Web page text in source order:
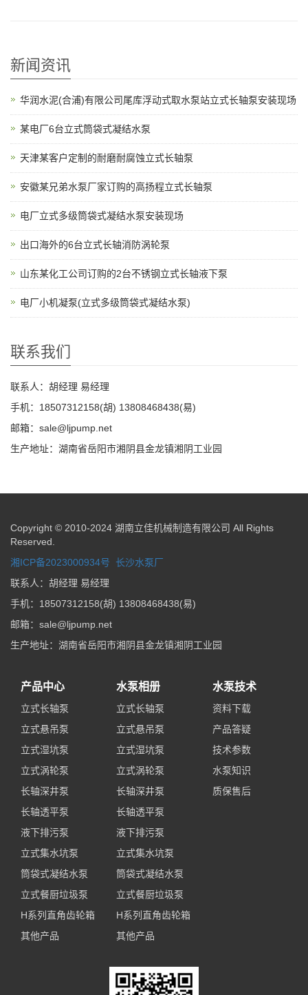
新闻资讯
华润水泥(合浦)有限公司尾库浮动式取水泵站立式长轴泵安装现场
某电厂6台立式筒袋式凝结水泵
天津某客户定制的耐磨耐腐蚀立式长轴泵
安徽某兄弟水泵厂家订购的高扬程立式长轴泵
电厂立式多级筒袋式凝结水泵安装现场
出口海外的6台立式长轴消防涡轮泵
山东某化工公司订购的2台不锈钢立式长轴液下泵
电厂小机凝泵(立式多级筒袋式凝结水泵)
联系我们
联系人：胡经理 易经理
手机：18507312158(胡) 13808468438(易)
邮箱：sale@ljpump.net
生产地址：湖南省岳阳市湘阴县金龙镇湘阴工业园
Copyright © 2010-2024 湖南立佳机械制造有限公司 All Rights
Reserved.
湘ICP备2023000934号 长沙水泵厂
联系人：胡经理 易经理
手机：18507312158(胡) 13808468438(易)
邮箱：sale@ljpump.net
生产地址：湖南省岳阳市湘阴县金龙镇湘阴工业园
产品中心
立式长轴泵
立式悬吊泵
立式湿坑泵
立式涡轮泵
长轴深井泵
长轴透平泵
液下排污泵
立式集水坑泵
筒袋式凝结水泵
立式餐厨垃圾泵
H系列直角齿轮箱
其他产品
水泵相册
立式长轴泵
立式悬吊泵
立式湿坑泵
立式涡轮泵
长轴深井泵
长轴透平泵
液下排污泵
立式集水坑泵
筒袋式凝结水泵
立式餐厨垃圾泵
H系列直角齿轮箱
其他产品
水泵技术
资料下载
产品答疑
技术参数
水泵知识
质保售后